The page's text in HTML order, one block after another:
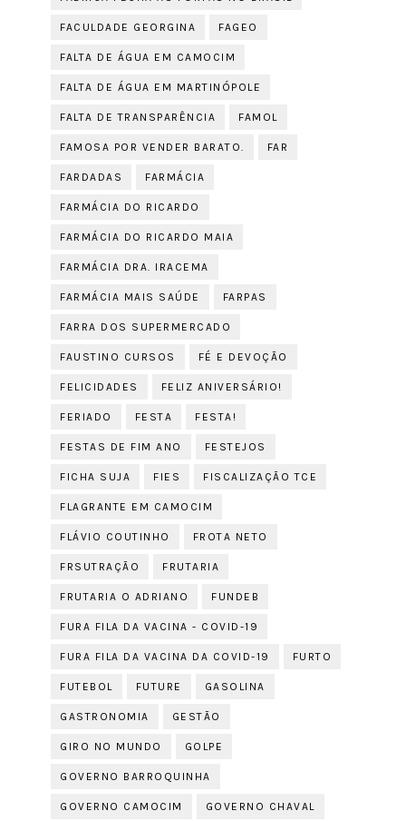
FACULDADE GEORGINA FAGEO
FALTA DE ÁGUA EM CAMOCIM
FALTA DE ÁGUA EM MARTINÓPOLE
FALTA DE TRANSPARÊNCIA FAMOL
FAMOSA POR VENDER BARATO. FAR
FARDADAS FARMÁCIA
FARMÁCIA DO RICARDO
FARMÁCIA DO RICARDO MAIA
FARMÁCIA DRA. IRACEMA
FARMÁCIA MAIS SAÚDE FARPAS
FARRA DOS SUPERMERCADO
FAUSTINO CURSOS FÉ E DEVOÇÃO
FELICIDADES FELIZ ANIVERSÁRIO!
FERIADO FESTA FESTA!
FESTAS DE FIM ANO FESTEJOS
FICHA SUJA FIES FISCALIZAÇÃO TCE
FLAGRANTE EM CAMOCIM
FLÁVIO COUTINHO FROTA NETO
FRSUTRAÇÃO FRUTARIA
FRUTARIA O ADRIANO FUNDEB
FURA FILA DA VACINA - COVID-19
FURA FILA DA VACINA DA COVID-19 FURTO
FUTEBOL FUTURE GASOLINA
GASTRONOMIA GESTÃO
GIRO NO MUNDO GOLPE
GOVERNO BARROQUINHA
GOVERNO CAMOCIM GOVERNO CHAVAL